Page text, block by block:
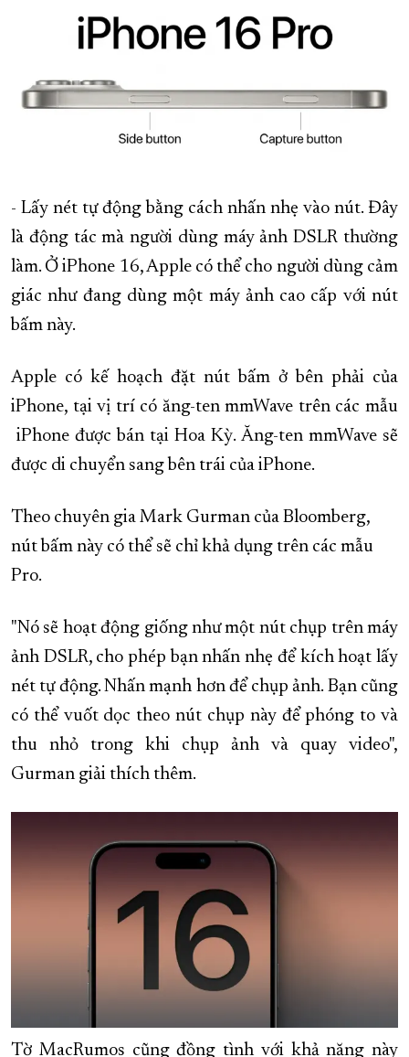
- Lấy nét tự động bằng cách nhấn nhẹ vào nút. Đây
là động tác mà người dùng máy ảnh DSLR thường
làm. Ở iPhone 16, Apple có thể cho người dùng cảm
giác như đang dùng một máy ảnh cao cấp với nút
bấm này.
Apple có kế hoạch đặt nút bấm ở bên phải của
‌iPhone‌, tại vị trí có ăng-ten mmWave trên các mẫu
iPhone được bán tại Hoa Kỳ. Ăng-ten mmWave sẽ
được di chuyển sang bên trái của iPhone.
Theo chuyên gia Mark Gurman của Bloomberg,
nút bấm này có thể sẽ chỉ khả dụng trên các mẫu
Pro.
"Nó sẽ hoạt động giống như một nút chụp trên máy
ảnh DSLR, cho phép bạn nhấn nhẹ để kích hoạt lấy
nét tự động. Nhấn mạnh hơn để chụp ảnh. Bạn cũng
có thể vuốt dọc theo nút chụp này để phóng to và
thu nhỏ trong khi chụp ảnh và quay video",
Gurman giải thích thêm.
Tờ MacRumos cũng đồng tình với khả năng này